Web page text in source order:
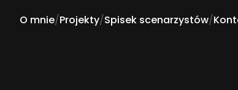
O mnie/Projekty/Spisek scenarzystów/